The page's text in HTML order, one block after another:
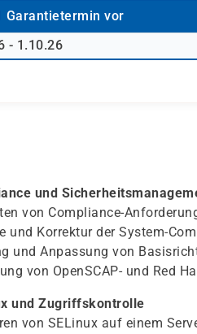
Garantietermin vor
- 1.10.26
und
von Compliance-
und Korrektur der System-
und Anpassung von
von OpenSCAP- und Red
und Zugriffskontrolle
von SELinux auf einem